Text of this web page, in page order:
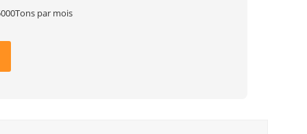
par mois